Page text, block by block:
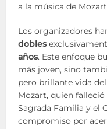
a la música de
Los organizadores
dobles
años. Este enfoque
más joven, sino
pero brillante vida
Mozart, quien falleció
Sagrada Familia y el
compromiso por